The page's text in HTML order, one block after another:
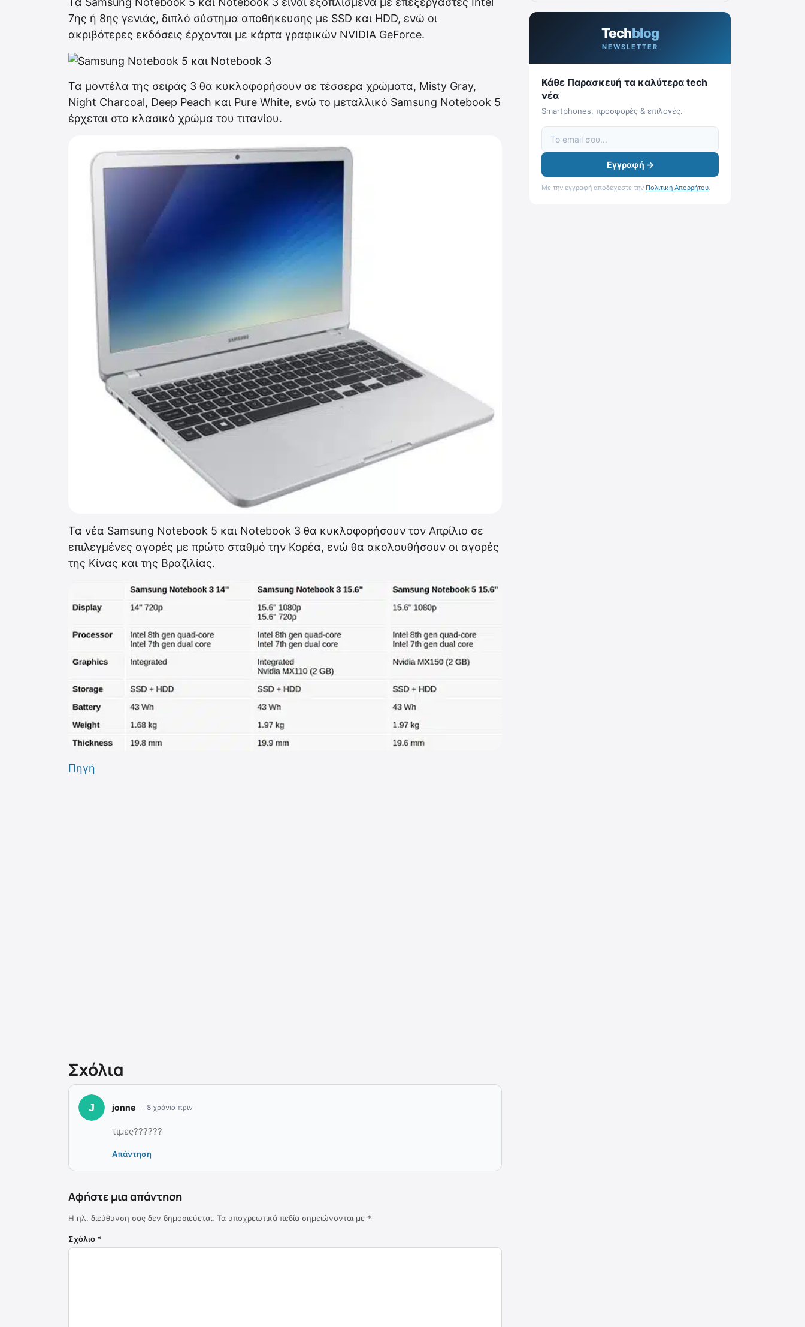
7ης ή 8ης γενιάς, διπλό σύστημα αποθήκευσης με SSD και HDD, ενώ οι
ακριβότερες εκδόσεις έρχονται με κάρτα γραφικών NVIDIA GeForce.
Τα μοντέλα της σειράς 3 θα κυκλοφορήσουν σε τέσσερα χρώματα, Misty Gray,
Night Charcoal, Deep Peach και Pure White, ενώ το μεταλλικό Samsung Notebook 5
έρχεται στο κλασικό χρώμα του τιτανίου.
Τα νέα Samsung Notebook 5 και Notebook 3 θα κυκλοφορήσουν τον Απρίλιο σε
επιλεγμένες αγορές με πρώτο σταθμό την Κορέα, ενώ θα ακολουθήσουν οι αγορές
της Κίνας και της Βραζιλίας.
Πηγή
Σχόλια
jonne 8 χρόνια πριν
τιμες??????
Απάντηση
Αφήστε μια απάντηση
Η ηλ. διεύθυνση σας δεν δημοσιεύεται. Τα υποχρεωτικά πεδία σημειώνονται με *
Σχόλιο *
Techblog
NEWSLETTER
Κάθε Παρασκευή τα καλύτερα tech
νέα
Smartphones, προσφορές & επιλογές.
Εγγραφή →
Με την εγγραφή αποδέχεστε την Πολιτική Απορρήτου.